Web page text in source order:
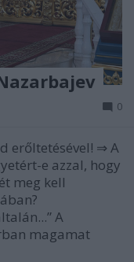
0
erőltetésével! ⇒ A
e azzal, hogy
meg kell
A
magamat